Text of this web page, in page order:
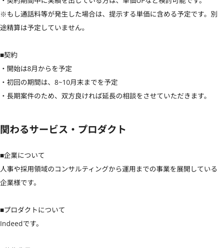
※もし通話料等が発生した場合は、提示する単価に含める予定です。別
途精算は予定していません。
■契約
・開始は8月からを予定
・初回の期間は、8~10月末までを予定
・長期案件のため、双方良ければ延長の相談をさせていただきます。
関わるサービス・プロダクト
■企業について
人事や採用領域のコンサルティングから運用までの事業を展開している
企業様です。
■プロダクトについて
Indeedです。